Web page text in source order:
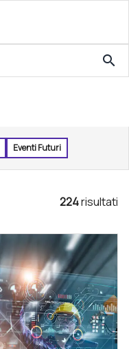
search
Eventi Futuri
224risultati